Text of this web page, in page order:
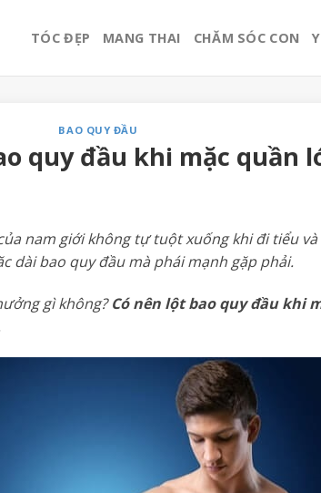
TÓC ĐẸP MANG THAI CHĂM SÓC CON
BAO QUY ĐẦU
quy đầu khi mặc quần
nam giới không tự tuột xuống khi đi tiểu
dài bao quy đầu mà phái mạnh gặp phải.
gì không?Có nên lột bao quy đầu khi